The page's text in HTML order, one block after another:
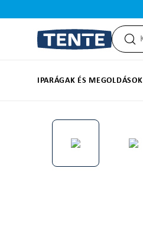
IPARÁGAK ÉS MEGOLDÁSOK
Képgaléria kihagyása